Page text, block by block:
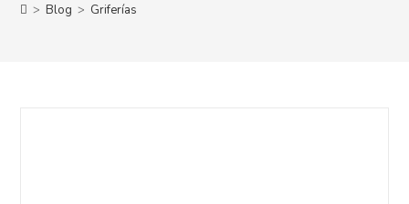
> Blog > Griferías